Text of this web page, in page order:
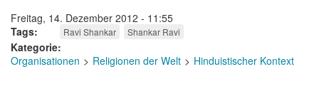
Freitag, 14. Dezember 2012 - 11:55
Tags
Ravi Shankar Shankar Ravi
Kategorie
Organisationen
Religionen der Welt Hinduistischer Kontext